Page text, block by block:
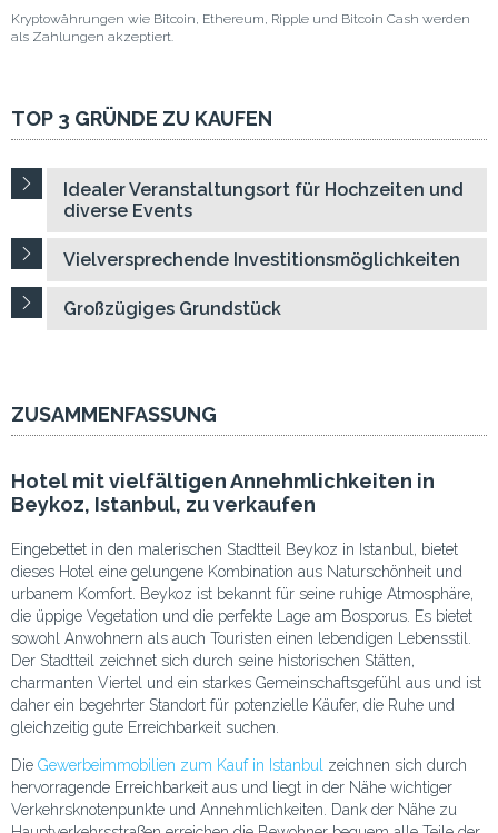
Kryptowährungen wie Bitcoin, Ethereum, Ripple und Bitcoin Cash werden
als Zahlungen akzeptiert.
TOP 3 GRÜNDE ZU KAUFEN
Idealer Veranstaltungsort für Hochzeiten und
diverse Events
Vielversprechende Investitionsmöglichkeiten
Großzügiges Grundstück
ZUSAMMENFASSUNG
Hotel mit vielfältigen Annehmlichkeiten in
Beykoz, Istanbul, zu verkaufen
Eingebettet in den malerischen Stadtteil Beykoz in Istanbul, bietet
dieses Hotel eine gelungene Kombination aus Naturschönheit und
urbanem Komfort. Beykoz ist bekannt für seine ruhige Atmosphäre,
die üppige Vegetation und die perfekte Lage am Bosporus. Es bietet
sowohl Anwohnern als auch Touristen einen lebendigen Lebensstil.
Der Stadtteil zeichnet sich durch seine historischen Stätten,
charmanten Viertel und ein starkes Gemeinschaftsgefühl aus und ist
daher ein begehrter Standort für potenzielle Käufer, die Ruhe und
gleichzeitig gute Erreichbarkeit suchen.
Die Gewerbeimmobilien zum Kauf in Istanbul
zeichnen sich durch
hervorragende Erreichbarkeit aus und liegt in der Nähe wichtiger
Verkehrsknotenpunkte und Annehmlichkeiten. Dank der Nähe zu